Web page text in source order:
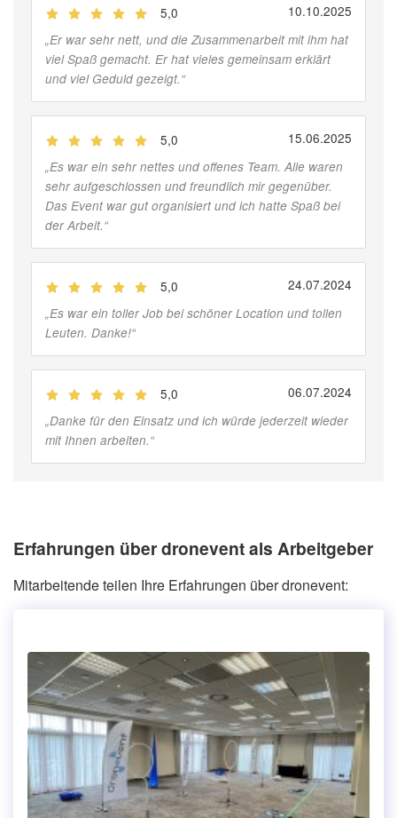
5,0 10.10.2025
„Er war sehr nett, und die Zusammenarbeit mit ihm hat
viel Spaß gemacht. Er hat vieles gemeinsam erklärt
und viel Geduld gezeigt.“
5,0 15.06.2025
„Es war ein sehr nettes und offenes Team. Alle waren
sehr aufgeschlossen und freundlich mir gegenüber.
Das Event war gut organisiert und ich hatte Spaß bei
der Arbeit.“
5,0 24.07.2024
„Es war ein toller Job bei schöner Location und tollen
Leuten. Danke!“
5,0 06.07.2024
„Danke für den Einsatz und ich würde jederzeit wieder
mit Ihnen arbeiten.“
Erfahrungen über dronevent als Arbeitgeber
Mitarbeitende teilen Ihre Erfahrungen über dronevent: